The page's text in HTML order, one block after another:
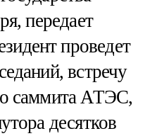
передает
проведет
встречу
саммита АТЭС,
десятков